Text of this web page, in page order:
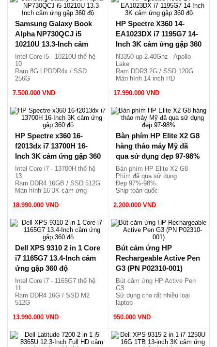
Samsung Galaxy Book
Alpha NP730QCJ i5
10210U 13.3-Inch cảm
ứng gập 360 độ
Intel Core i5 - 10210U thế hệ
10
Ram 8G LPDDR4x / SSD
256G
x360
1.19kg.
7.500.000 VND
HP Spectre X360 14-
EA1023DX i7 1195G7 14-
Inch 3K cảm ứng gập 360
độ
N3350 up 2.40Ghz - Apollo
Lake
Ram DDR3 2G / SSD 120G
Màn hình 14 inch HD
17.990.000 VND
HP Spectre x360 16-
f2013dx i7 13700H 16-
Inch 3K cảm ứng gập 360
độ
Intel Core i7 - 13700H thế hệ
13
Ram DDR4 16GB / SSD 512G
Màn hình 16 3K cảm ứng
Vỏ nhôm, nhẹ 2.02kg.
18.990.000 VND
Bàn phím HP Elite X2 G8
hàng tháo máy Mỹ đã
qua sử dụng đẹp 97-98%
Bàn phím HP Elite X2 G8
Phím đã qua sử dụng
Đẹp 97%-98%.
Ship toàn quốc
2.200.000 VND
Dell XPS 9310 2 in 1 Core
i7 1165G7 13.4-Inch cảm
ứng gập 360 độ
Intel Core i7 - 1165G7 thế hệ
11
Ram DDR4 16G / SSD M2
512G
Siêu sang, nhẹ chỉ 1.32kg.
13.990.000 VND
Bút cảm ứng HP
Rechargeable Active Pen
G3 (PN P02310-001)
Bút cảm ứng HP Active Pen
G3
Sử dụng cho rất nhiều loại
laptop
C.
hộp.
950.000 VND